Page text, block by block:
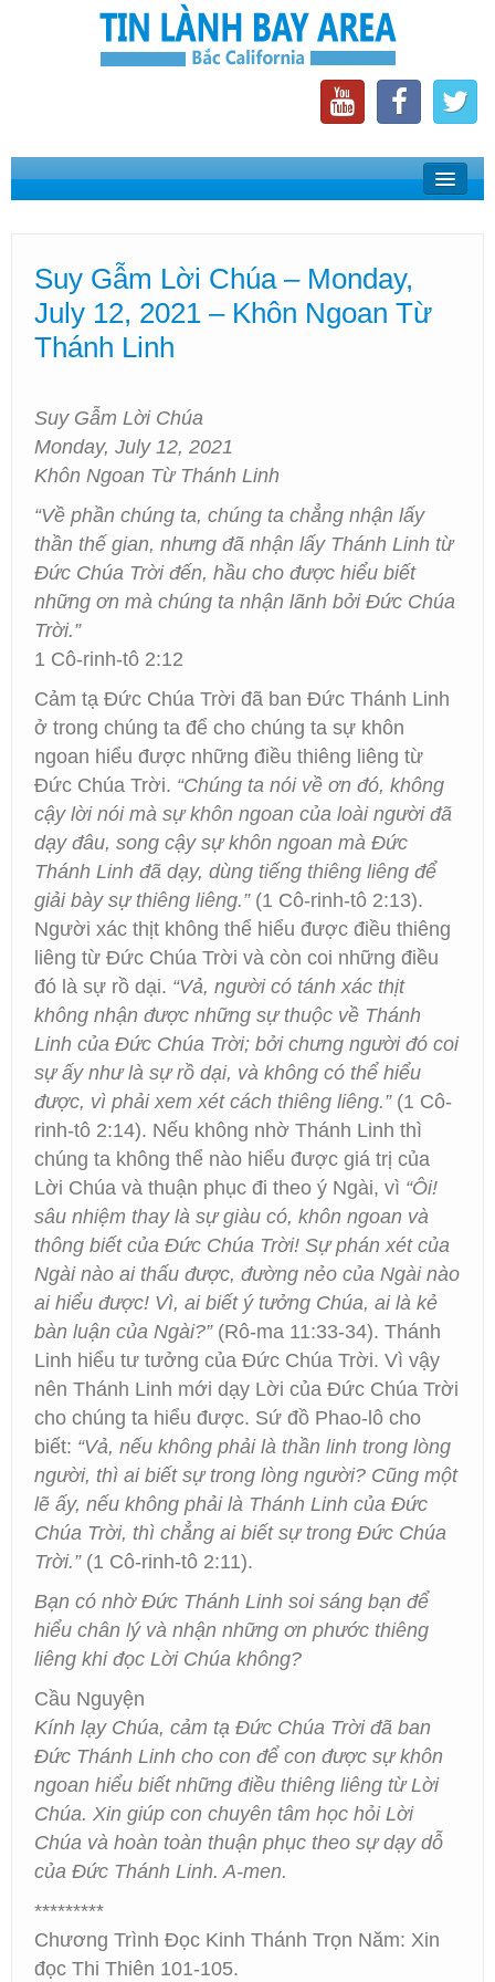
Home
Phát Thanh Tin Lành Bay Area
Các Hội Thánh Bắc California
Suy Gẫm Lời Chúa – Monday,
July 12, 2021 – Khôn Ngoan Từ
Thánh Linh
Suy Gẫm Lời Chúa
Monday, July 12, 2021
Khôn Ngoan Từ Thánh Linh
“Về phần chúng ta, chúng ta chẳng nhận lấy
thần thế gian, nhưng đã nhận lấy Thánh Linh từ
Đức Chúa Trời đến, hầu cho được hiểu biết
những ơn mà chúng ta nhận lãnh bởi Đức Chúa
Trời.”
1 Cô-rinh-tô 2:12
Cảm tạ Đức Chúa Trời đã ban Đức Thánh Linh
ở trong chúng ta để cho chúng ta sự khôn
ngoan hiểu được những điều thiêng liêng từ
Đức Chúa Trời. “Chúng ta nói về ơn đó, không
cậy lời nói mà sự khôn ngoan của loài người đã
dạy đâu, song cậy sự khôn ngoan mà Đức
Thánh Linh đã dạy, dùng tiếng thiêng liêng để
giải bày sự thiêng liêng.”(1 Cô-rinh-tô 2:13).
Người xác thịt không thể hiểu được điều thiêng
liêng từ Đức Chúa Trời và còn coi những điều
đó là sự rồ dại. “Vả, người có tánh xác thịt
không nhận được những sự thuộc về Thánh
Linh của Đức Chúa Trời; bởi chưng người đó coi
sự ấy như là sự rồ dại, và không có thể hiểu
được, vì phải xem xét cách thiêng liêng.”(1 Cô-
rinh-tô 2:14). Nếu không nhờ Thánh Linh thì
chúng ta không thể nào hiểu được giá trị của
Lời Chúa và thuận phục đi theo ý Ngài, vì “Ôi!
sâu nhiệm thay là sự giàu có, khôn ngoan và
thông biết của Đức Chúa Trời! Sự phán xét của
Ngài nào ai thấu được, đường nẻo của Ngài nào
ai hiểu được! Vì, ai biết ý tưởng Chúa, ai là kẻ
bàn luận của Ngài?”(Rô-ma 11:33-34). Thánh
Linh hiểu tư tưởng của Đức Chúa Trời. Vì vậy
nên Thánh Linh mới dạy Lời của Đức Chúa Trời
cho chúng ta hiểu được. Sứ đồ Phao-lô cho
biết: “Vả, nếu không phải là thần linh trong lòng
người, thì ai biết sự trong lòng người? Cũng một
lẽ ấy, nếu không phải là Thánh Linh của Đức
Chúa Trời, thì chẳng ai biết sự trong Đức Chúa
Trời.”(1 Cô-rinh-tô 2:11).
Bạn có nhờ Đức Thánh Linh soi sáng bạn để
hiểu chân lý và nhận những ơn phước thiêng
liêng khi đọc Lời Chúa không?
Cầu Nguyện
Kính lạy Chúa, cảm tạ Đức Chúa Trời đã ban
Đức Thánh Linh cho con để con được sự khôn
ngoan hiểu biết những điều thiêng liêng từ Lời
Chúa. Xin giúp con chuyên tâm học hỏi Lời
Chúa và hoàn toàn thuận phục theo sự dạy dỗ
của Đức Thánh Linh. A-men.
*********
Chương Trình Đọc Kinh Thánh Trọn Năm: Xin
đọc Thi Thiên 101-105.